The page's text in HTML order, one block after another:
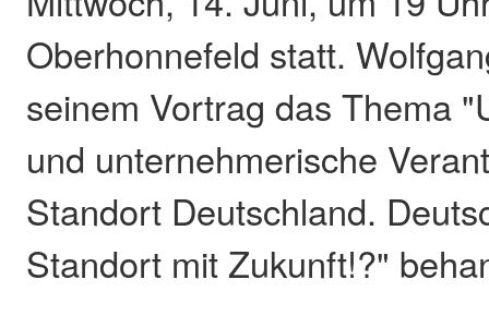
Oberhonnefeld statt.
seinem Vortrag das Thema
und unternehmerische
Standort Deutschland.
Standort mit Zukunft!?"